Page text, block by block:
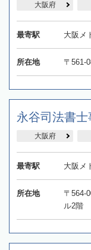
大阪府
最寄駅 大阪メ
所在地 〒561-
永谷司法書
大阪府
最寄駅 大阪メ
所在地
〒564-
ル2階